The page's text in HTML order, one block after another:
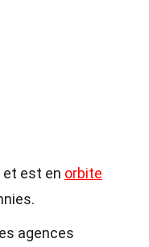
et est en orbite
agences